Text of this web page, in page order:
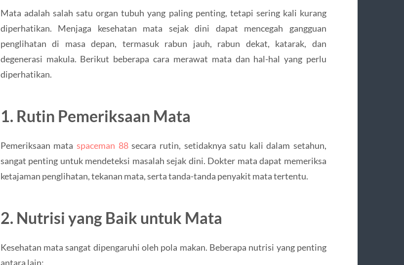
Mata adalah salah satu organ tubuh yang paling penting, tetapi sering kali kurang
diperhatikan. Menjaga kesehatan mata sejak dini dapat mencegah gangguan
penglihatan di masa depan, termasuk rabun jauh, rabun dekat, katarak, dan
degenerasi makula. Berikut beberapa cara merawat mata dan hal-hal yang perlu
diperhatikan.
1. Rutin Pemeriksaan Mata
Pemeriksaan mataspaceman 88secara rutin, setidaknya satu kali dalam setahun,
sangat penting untuk mendeteksi masalah sejak dini. Dokter mata dapat memeriksa
ketajaman penglihatan, tekanan mata, serta tanda-tanda penyakit mata tertentu.
2. Nutrisi yang Baik untuk Mata
Kesehatan mata sangat dipengaruhi oleh pola makan. Beberapa nutrisi yang penting
antara lain: